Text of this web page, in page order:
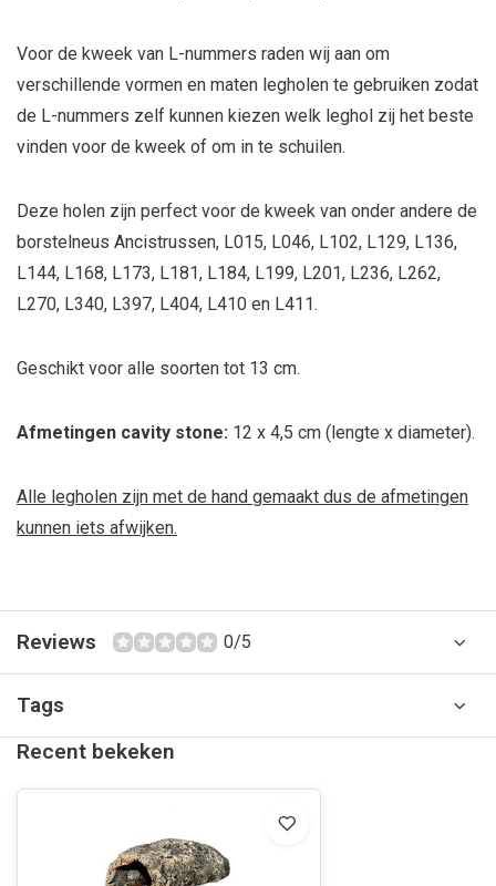
Voor de kweek van L-nummers raden wij aan om
verschillende vormen en maten legholen te gebruiken zodat
de L-nummers zelf kunnen kiezen welk leghol zij het beste
vinden voor de kweek of om in te schuilen.
Deze holen zijn perfect voor de kweek van onder andere de
borstelneus Ancistrussen, L015, L046, L102, L129, L136,
L144, L168, L173, L181, L184, L199, L201, L236, L262,
L270, L340, L397, L404, L410 en L411.
Geschikt voor alle soorten tot 13 cm.
Afmetingen cavity stone: 12 x 4,5 cm (lengte x diameter).
Alle legholen zijn met de hand gemaakt dus de afmetingen
kunnen iets afwijken.
Reviews 0/5
Tags
Recent bekeken